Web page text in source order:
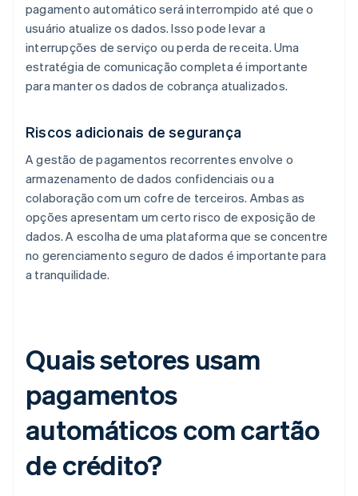
pagamento automático será interrompido até que o
usuário atualize os dados. Isso pode levar a
interrupções de serviço ou perda de receita. Uma
estratégia de comunicação completa é importante
para manter os dados de cobrança atualizados.
Riscos adicionais de segurança
A gestão de pagamentos recorrentes envolve o
armazenamento de dados confidenciais ou a
colaboração com um cofre de terceiros. Ambas as
opções apresentam um certo risco de exposição de
dados. A escolha de uma plataforma que se concentre
no gerenciamento seguro de dados é importante para
a tranquilidade.
Quais setores usam
pagamentos
automáticos com cartão
de crédito?